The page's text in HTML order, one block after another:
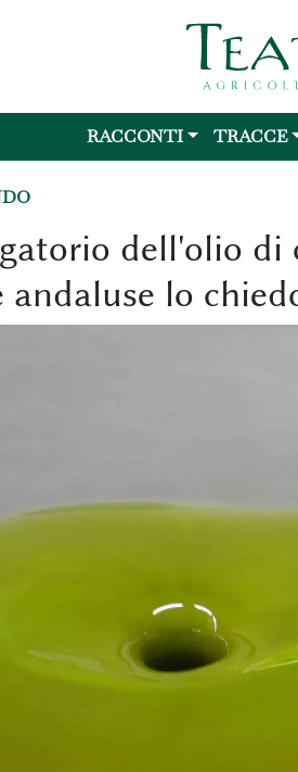
RACCONTI TRACCE
dell'olio di
andaluse lo